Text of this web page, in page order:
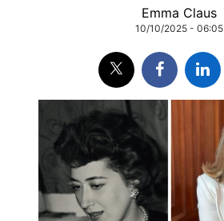
Emma Claus
10/10/2025 - 06:05